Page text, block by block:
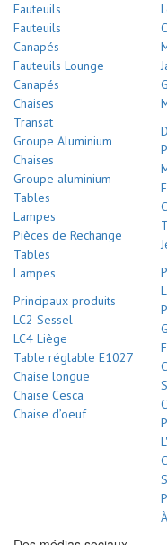
Fauteuils
Fauteuils
Canapés
Fauteuils Lounge
Canapés
Chaises
Transat
Groupe Aluminium
Chaises
Groupe aluminium
Tables
Lampes
Pièces de Rechange
Tables
Lampes
Principaux produits
LC2 Sessel
LC4 Liège
Table réglable E1027
Chaise longue
Chaise Cesca
Chaise d’oeuf